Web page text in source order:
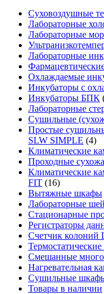
Суховоздушные
Лабораторные
Лабораторные
Лабораторные
Охлаждаемые
Инкубаторы с
Инкубаторы БПК
Лабораторные
Сушильные
Простые
SLW SIMPLE (4)
Климатические
Проходные
Климатические
FIT (16)
Вытяжные шкафы
Лабораторные
Стационарные
Регистраторы
Счетчик колоний
Смешанные
Нагревательная
Сушильные шкафы
Товары в наличии